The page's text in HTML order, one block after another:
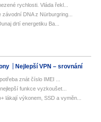
rychlosti. Vláda řekl...
DNA z Nürburgring...
drtí energetiku Ba...
Nejlepší VPN – srovnání
znát číslo IMEI ...
funkce vyzkoušet...
lákají výkonem, SSD a vyměn...